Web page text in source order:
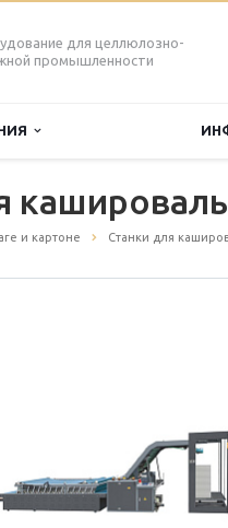
для целлюлозно-
промышленности
и картоне Станки для